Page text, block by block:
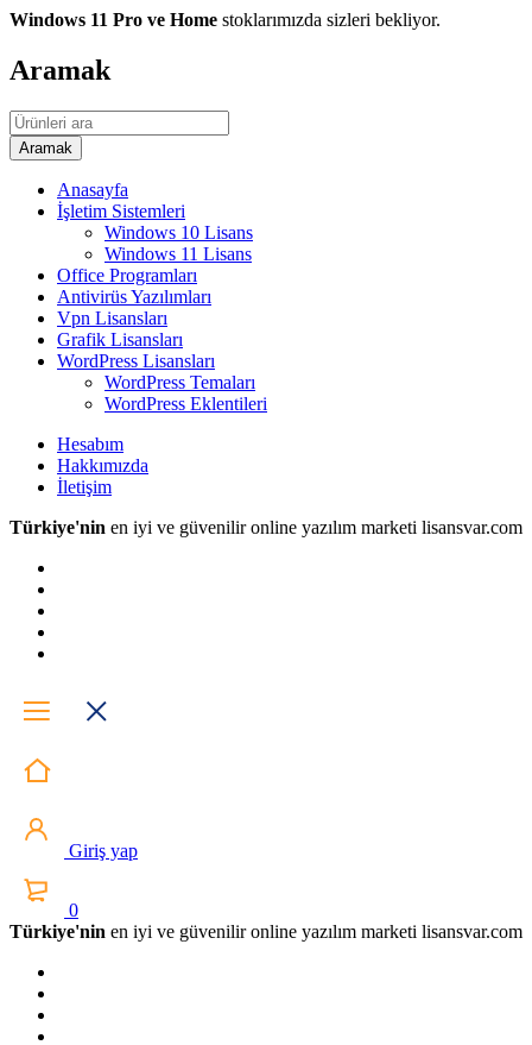
Windows 11 Pro ve Home stoklarımızda sizleri bekliyor.
Aramak
Anasayfa
İşletim Sistemleri
Windows 10 Lisans
Windows 11 Lisans
Office Programları
Antivirüs Yazılımları
Vpn Lisansları
Grafik Lisansları
WordPress Lisansları
WordPress Temaları
WordPress Eklentileri
Hesabım
Hakkımızda
İletişim
Türkiye'nin en iyi ve güvenilir online yazılım marketi lisansvar.com
Giriş yap
0
Türkiye'nin en iyi ve güvenilir online yazılım marketi lisansvar.com